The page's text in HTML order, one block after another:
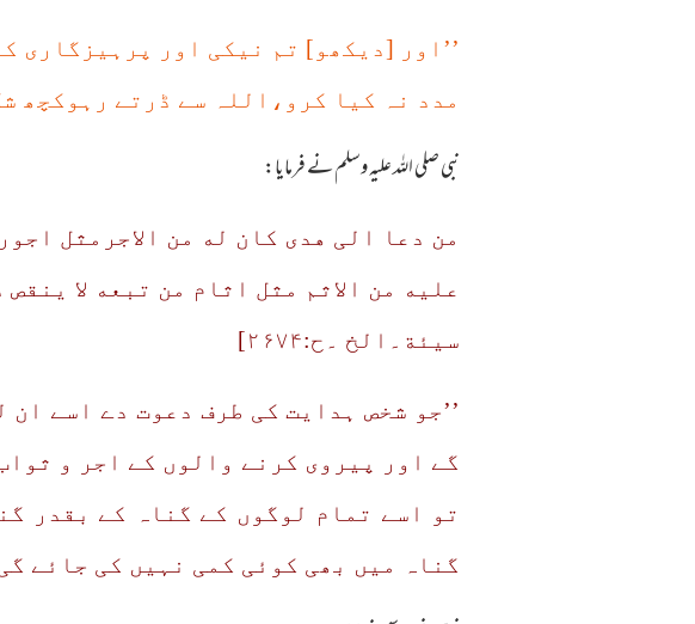
’’اور [دیکھو] تم نیکی اور پرہیزگاری
مدد نہ کیا کرو،اللہ سے ڈرتے رہوکچھ
نبی صلی اللہ علیہ وسلم نے فرمایا:
من دعا الی هدی کان له من الاجرمثل
علیه من الاثم مثل اثام من تبعه لا
سیئة۔الخ ۔ح:۲۶۷۴]
’’جو شخص ہدایت کی طرف دعوت دے اسے
گے اور پیروی کرنے والوں کے اجر و
تو اسے تمام لوگوں کے گناہ کے بقدر
گناہ میں بھی کوئی کمی نہیں کی جائے